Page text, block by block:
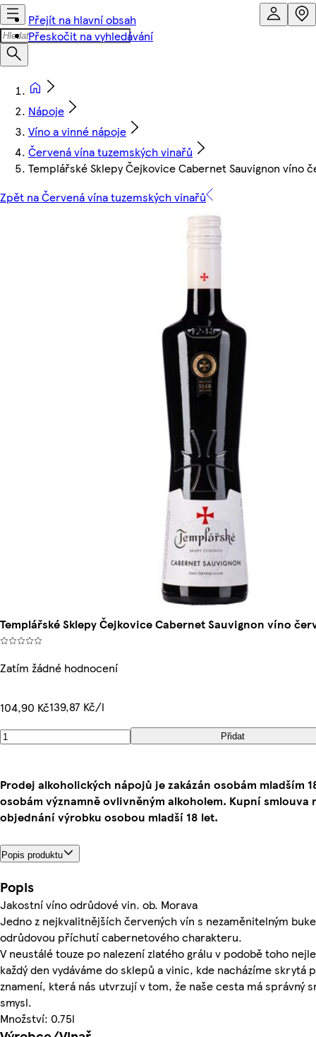
Přejít na hlavní obsah
Přeskočit na vyhledávání
Nápoje
Víno a vinné nápoje
Červená vína tuzemských vinařů
Templářské Sklepy Čejkovice Cabernet Sauvignon víno
Zpět na Červená vína tuzemských vinařů
Templářské Sklepy Čejkovice Cabernet Sauvignon víno
Zatím žádné hodnocení
104,90 Kč139,87 Kč/l
Přidat
Prodej alkoholických nápojů je zakázán osobám mladším
osobám významně ovlivněným alkoholem. Kupní smlouva
objednání výrobku osobou mladší 18 let.
Popis produktu
Popis
Jakostní víno odrůdové vin. ob. Morava
Jedno z nejkvalitnějších červených vín s nezaměnitelným
odrůdovou příchutí cabernetového charakteru.
V neustálé touze po nalezení zlatého grálu v podobě toho
každý den vydáváme do sklepů a vinic, kde nacházíme skrytá
znamení, která nás utvrzují v tom, že naše cesta má správný
smysl.
Množství: 0.75l